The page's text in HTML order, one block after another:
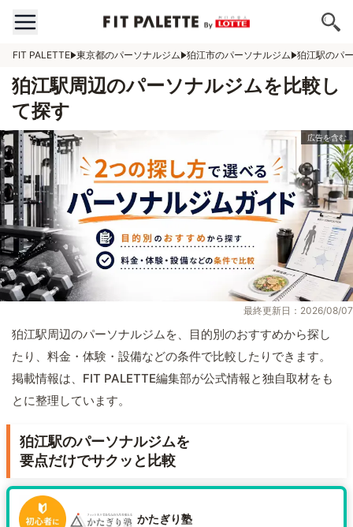
FIT PALETTE 東京都のパーソナルジム 狛江市のパーソナルジム 狛江駅のパ
狛江駅周辺のパーソナルジムを比較し
て探す
最終更新日：2026/08/07
狛江駅周辺のパーソナルジムを、目的別のおすすめから探し
たり、料金・体験・設備などの条件で比較したりできます。
掲載情報は、FIT PALETTE編集部が公式情報と独自取材をも
とに整理しています。
狛江駅のパーソナルジムを
要点だけでサクッと比較
かたぎり塾